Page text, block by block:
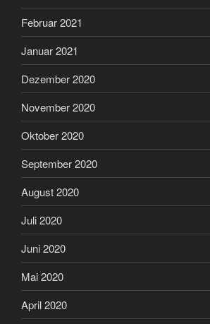
Februar 2021
Januar 2021
Dezember 2020
November 2020
Oktober 2020
September 2020
August 2020
Juli 2020
Juni 2020
Mai 2020
April 2020